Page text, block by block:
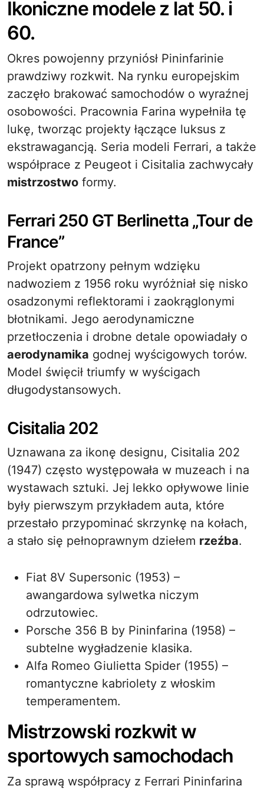
Ikoniczne modele z lat 50. i
60.
Okres powojenny przyniósł Pininfarinie
prawdziwy rozkwit. Na rynku europejskim
zaczęło brakować samochodów o wyraźnej
osobowości. Pracownia Farina wypełniła tę
lukę, tworząc projekty łączące luksus z
ekstrawagancją. Seria modeli Ferrari, a także
współprace z Peugeot i Cisitalia zachwycały
mistrzostwo formy.
Ferrari 250 GT Berlinetta „Tour de
France”
Projekt opatrzony pełnym wdzięku
nadwoziem z 1956 roku wyróżniał się nisko
osadzonymi reflektorami i zaokrąglonymi
błotnikami. Jego aerodynamiczne
przetłoczenia i drobne detale opowiadały o
aerodynamika godnej wyścigowych torów.
Model święcił triumfy w wyścigach
długodystansowych.
Cisitalia 202
Uznawana za ikonę designu, Cisitalia 202
(1947) często występowała w muzeach i na
wystawach sztuki. Jej lekko opływowe linie
były pierwszym przykładem auta, które
przestało przypominać skrzynkę na kołach,
a stało się pełnoprawnym dziełem rzeźba.
Fiat 8V Supersonic (1953) –
awangardowa sylwetka niczym
odrzutowiec.
Porsche 356 B by Pininfarina (1958) –
subtelne wygładzenie klasika.
Alfa Romeo Giulietta Spider (1955) –
romantyczne kabriolety z włoskim
temperamentem.
Mistrzowski rozkwit w
sportowych samochodach
Za sprawą współpracy z Ferrari Pininfarina